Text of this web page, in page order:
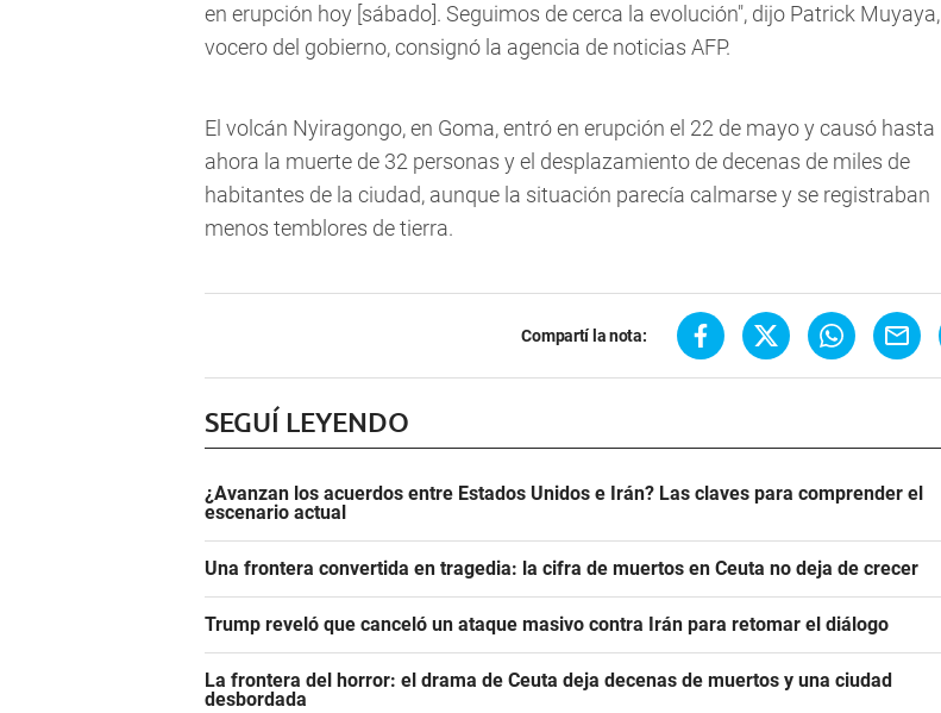
en erupción hoy [sábado]. Seguimos de cerca la evolución", dijo Patrick Muyaya,
vocero del gobierno, consignó la agencia de noticias AFP.
El volcán Nyiragongo, en Goma, entró en erupción el 22 de mayo y causó hasta
ahora la muerte de 32 personas y el desplazamiento de decenas de miles de
habitantes de la ciudad, aunque la situación parecía calmarse y se registraban
menos temblores de tierra.
Compartí la nota:
SEGUÍ LEYENDO
¿Avanzan los acuerdos entre Estados Unidos e Irán? Las claves para comprender el
escenario actual
Una frontera convertida en tragedia: la cifra de muertos en Ceuta no deja de crecer
Trump reveló que canceló un ataque masivo contra Irán para retomar el diálogo
La frontera del horror: el drama de Ceuta deja decenas de muertos y una ciudad
desbordada